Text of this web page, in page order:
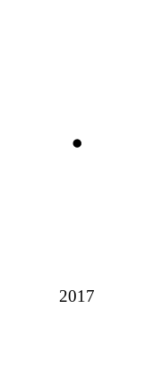
2017